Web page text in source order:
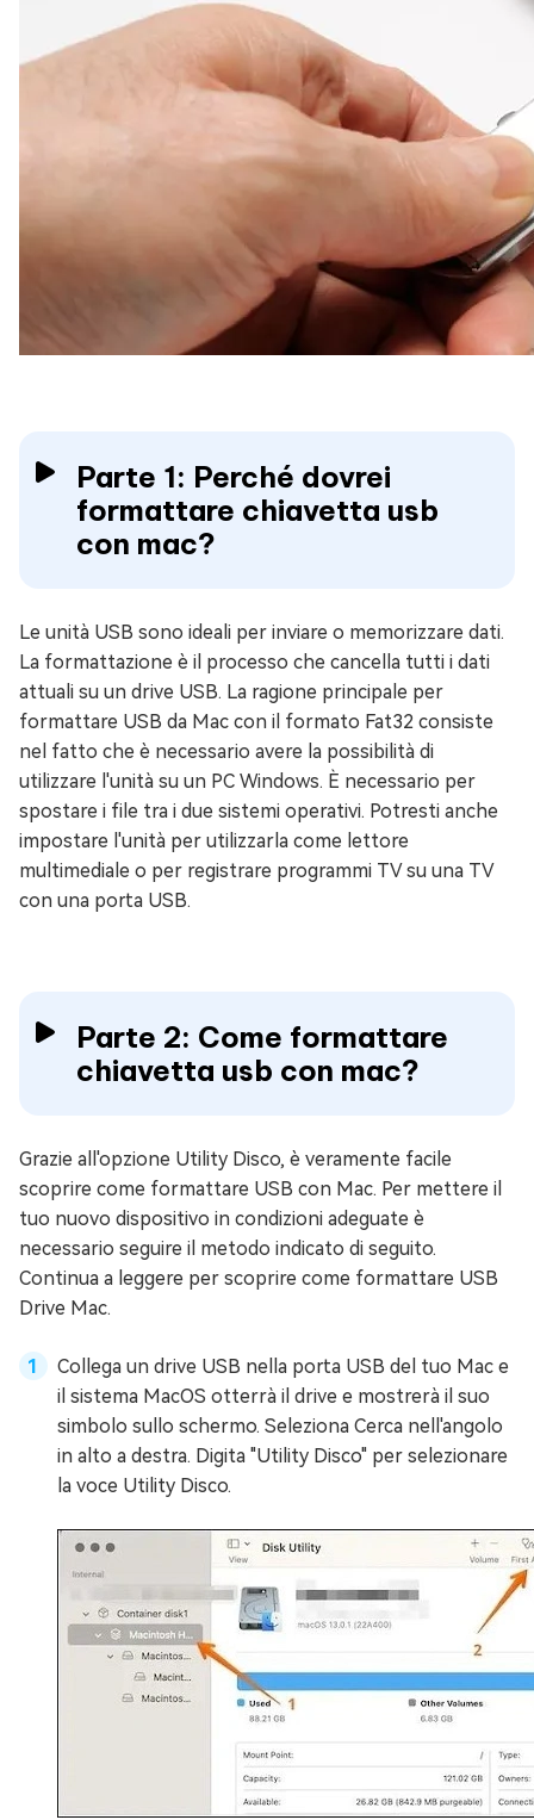
Parte 1: Perché dovrei
formattare chiavetta usb
con mac?
Le unità USB sono ideali per inviare o memorizzare dati.
La formattazione è il processo che cancella tutti i dati
attuali su un drive USB. La ragione principale per
formattare USB da Mac con il formato Fat32 consiste
nel fatto che è necessario avere la possibilità di
utilizzare l'unità su un PC Windows. È necessario per
spostare i file tra i due sistemi operativi. Potresti anche
impostare l'unità per utilizzarla come lettore
multimediale o per registrare programmi TV su una TV
con una porta USB.
Parte 2: Come formattare
chiavetta usb con mac?
Grazie all'opzione Utility Disco, è veramente facile
scoprire come formattare USB con Mac. Per mettere il
tuo nuovo dispositivo in condizioni adeguate è
necessario seguire il metodo indicato di seguito.
Continua a leggere per scoprire come formattare USB
Drive Mac.
Collega un drive USB nella porta USB del tuo Mac e
il sistema MacOS otterrà il drive e mostrerà il suo
simbolo sullo schermo. Seleziona Cerca nell'angolo
in alto a destra. Digita "Utility Disco" per selezionare
la voce Utility Disco.